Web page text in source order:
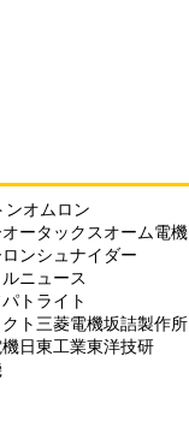
ンオムロン
オータックスオーム電機
ンシュナイダー
ニュース
パトライト
ト 三菱電機坂詰製作所
日東工業東洋技研